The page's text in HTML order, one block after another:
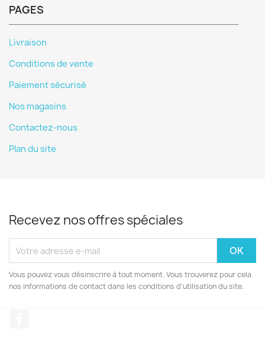
PAGES
Livraison
Conditions de vente
Paiement sécurisé
Nos magasins
Contactez-nous
Plan du site
Recevez nos offres spéciales
Vous pouvez vous désinscrire à tout moment. Vous trouverez pour cela
nos informations de contact dans les conditions d'utilisation du site.